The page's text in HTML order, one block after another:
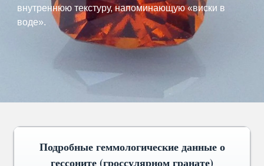
внутреннюю текстуру, напоминающую «виски в
воде».
Подробные геммологические данные о
гессоните (гроссулярном гранате)